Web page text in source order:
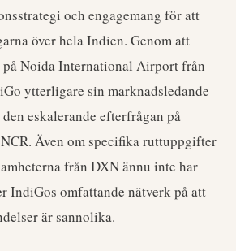
och engagemang för att
över hela Indien. Genom att
på Noida International Airport från
ytterligare sin marknadsledande
eskalerande efterfrågan på
Även om specifika ruttuppgifter
från DXN ännu inte har
IndiGos omfattande nätverk på att
är sannolika.